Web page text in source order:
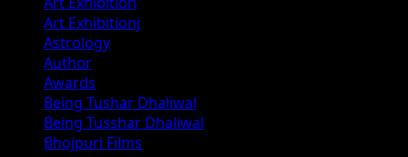
Art Exhibitionj
Astrology
Author
Awards
Being Tushar Dhaliwal
Being Tusshar Dhaliwal
Bhojpuri Films